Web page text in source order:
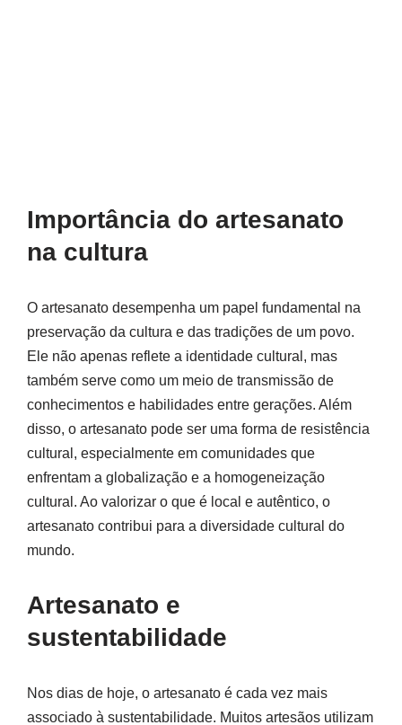
Importância do artesanato
na cultura
O artesanato desempenha um papel fundamental na
preservação da cultura e das tradições de um povo.
Ele não apenas reflete a identidade cultural, mas
também serve como um meio de transmissão de
conhecimentos e habilidades entre gerações. Além
disso, o artesanato pode ser uma forma de resistência
cultural, especialmente em comunidades que
enfrentam a globalização e a homogeneização
cultural. Ao valorizar o que é local e autêntico, o
artesanato contribui para a diversidade cultural do
mundo.
Artesanato e
sustentabilidade
Nos dias de hoje, o artesanato é cada vez mais
associado à sustentabilidade. Muitos artesãos utilizam